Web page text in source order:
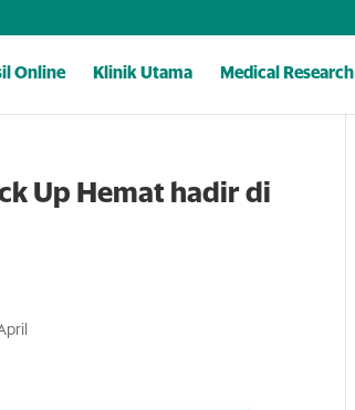
Online Klinik Utama Medical Research
Up Hemat hadir di